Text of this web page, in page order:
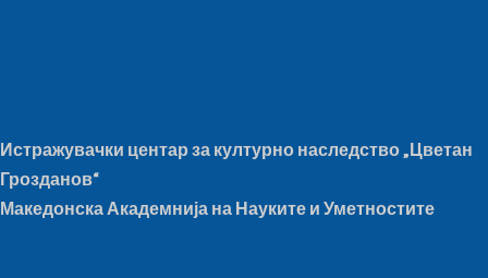
Истражувачки центар за културно наследство „Цветан
Грозданов“
Македонска Академнија на Науките и Уметностите